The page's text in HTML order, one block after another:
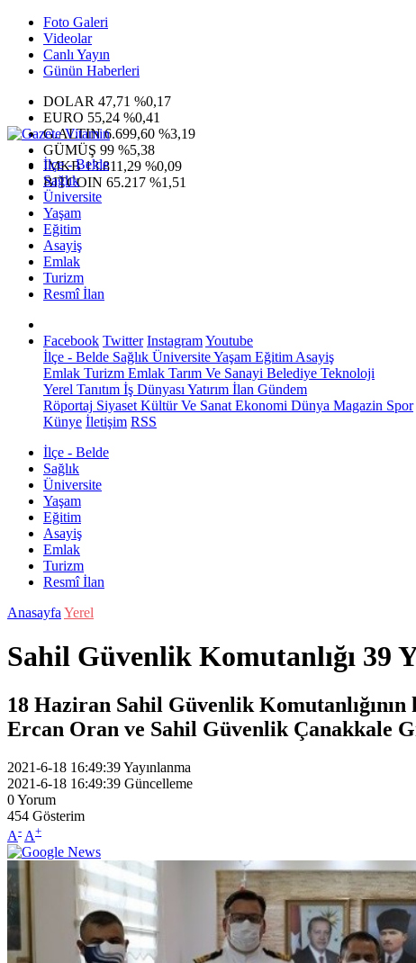
Foto Galeri
Videolar
Canlı Yayın
Günün Haberleri
DOLAR 47,71 %0,17
EURO 55,24 %0,41
G.ALTIN6.699,60 %3,19
GÜMÜŞ 99 %5,38
IMKB13.811,29 %0,09
BITCOIN 65.217 %1,51
İlçe - Belde
Sağlık
Üniversite
Yaşam
Eğitim
Asayiş
Emlak
Turizm
Resmî İlan
Facebook Twitter InstagramYoutube
İlçe - Belde Sağlık ÜniversiteYaşam Eğitim Asayiş
Emlak Turizm Emlak Tarım Ve Sanayi Belediye Teknoloji
Yerel Tanıtım İş Dünyası Yatırım İlan Gündem
Röportaj Siyaset Kültür Ve Sanat Ekonomi Dünya Magazin Spor
Künye İletişim RSS
İlçe - Belde
Sağlık
Üniversite
Yaşam
Eğitim
Asayiş
Emlak
Turizm
Resmî İlan
Anasayfa Yerel
Sahil Güvenlik Komutanlığı 39
18 Haziran Sahil Güvenlik
Ercan Oran ve Sahil Güvenlik Çanakkale
2021-6-18 16:49:39Yayınlanma
2021-6-18 16:49:39 Güncelleme
0Yorum
454 Gösterim
A- A+